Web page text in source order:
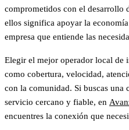
comprometidos con el desarrollo
ellos significa apoyar la
empresa que entiende las
Elegir el mejor operador local de
como cobertura, velocidad,
con la comunidad. Si buscas una
servicio cercano y fiable, en
encuentres la conexión que